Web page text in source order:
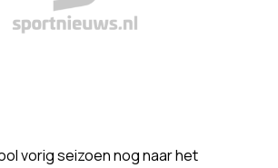
vorig seizoen nog naar het